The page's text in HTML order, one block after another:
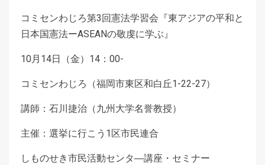
コミセンわじろ第3回憲法学習会『東アジアの平和と
日本国憲法ーASEANの敬虔に学ぶ』
10月14日（金）14：00-
コミセンわじろ（福岡市東区和白丘1-22-27）
講師：石川捷治（九州大学名誉教授）
主催：選挙に行こう1区市民連合
しものせき市民活動センタ―講座・セミナー